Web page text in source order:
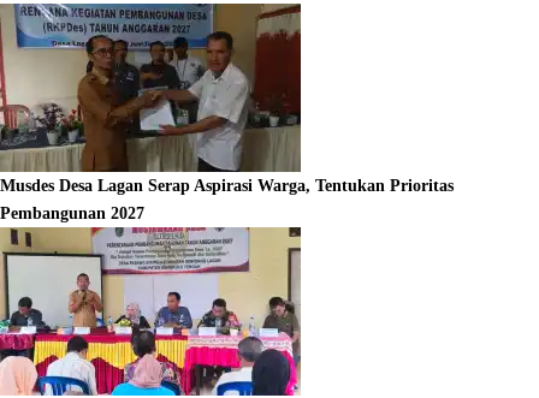
Musdes Desa Lagan Serap Aspirasi Warga, Tentukan Prioritas
Pembangunan 2027